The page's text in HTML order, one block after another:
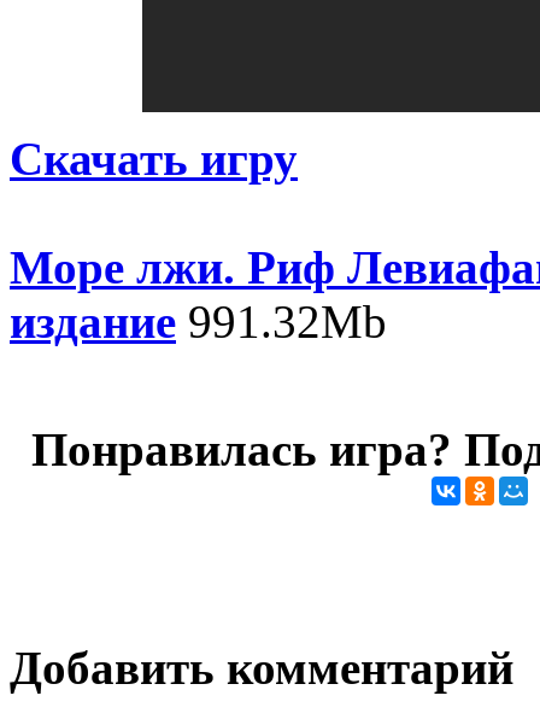
Скачать игру
Море лжи. Риф
издание 991.32Mb
Понравилась игра?
Добавить комментарий